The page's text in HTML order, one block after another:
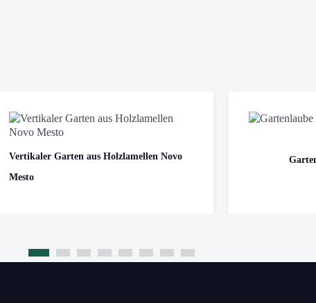
Vertikaler Garten aus Holzlamellen Novo
Mesto